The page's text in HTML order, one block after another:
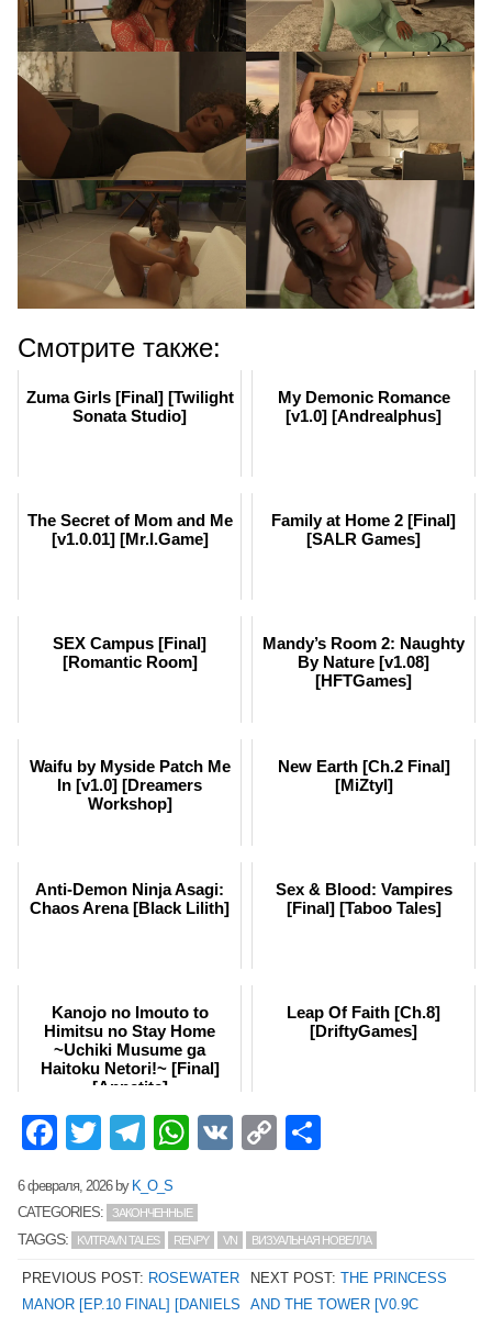
Смотрите также:
Zuma Girls [Final] [Twilight
Sonata Studio]
My Demonic Romance
[v1.0] [Andrealphus]
The Secret of Mom and Me
[v1.0.01] [Mr.I.Game]
Family at Home 2 [Final]
[SALR Games]
SEX Campus [Final]
[Romantic Room]
Mandy’s Room 2: Naughty
By Nature [v1.08]
[HFTGames]
Waifu by Myside Patch Me
In [v1.0] [Dreamers
Workshop]
New Earth [Ch.2 Final]
[MiZtyl]
Anti-Demon Ninja Asagi:
Chaos Arena [Black Lilith]
Sex & Blood: Vampires
[Final] [Taboo Tales]
Kanojo no Imouto to
Himitsu no Stay Home
~Uchiki Musume ga
Haitoku Netori!~ [Final]
[Appetite]
Leap Of Faith [Ch.8]
[DriftyGames]
Facebook
TwitterTelegram
WhatsApp
VK Copy
6 февраля, 2026by K_O_S
CATEGORIES:
ЗАКОНЧЕННЫЕ
TAGGS: KVITRAVN TALES RENPY VN ВИЗУАЛЬНАЯ НОВЕЛЛА
PREVIOUS POST: ROSEWATER
MANOR [EP.10 FINAL] [DANIELS
NEXT POST:THE PRINCESS
AND THE TOWER [V0.9C